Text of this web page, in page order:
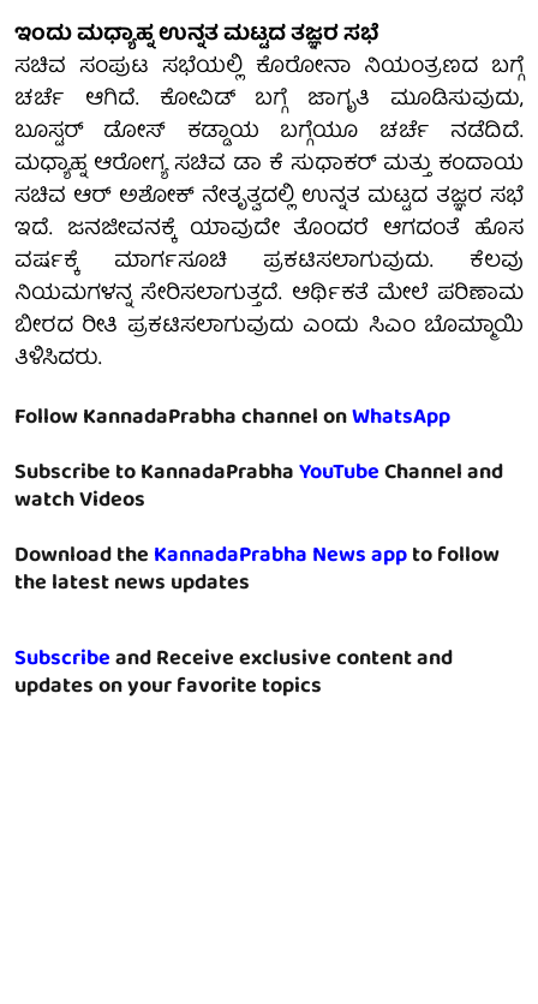
ಇಂದು ಮಧ್ಯಾಹ್ನ ಉನ್ನತ ಮಟ್ಟದ ತಜ್ಞರ ಸಭೆ
ಸಚಿವ ಸಂಪುಟ ಸಭೆಯಲ್ಲಿ ಕೊರೋನಾ ನಿಯಂತ್ರಣದ ಬಗ್ಗೆ
ಚರ್ಚೆ ಆಗಿದೆ. ಕೋವಿಡ್ ಬಗ್ಗೆ ಜಾಗೃತಿ ಮೂಡಿಸುವುದು,
ಬೂಸ್ಟರ್ ಡೋಸ್ ಕಡ್ಡಾಯ ಬಗ್ಗೆಯೂ ಚರ್ಚೆ ನಡೆದಿದೆ.
ಮಧ್ಯಾಹ್ನ ಆರೋಗ್ಯ ಸಚಿವ ಡಾ ಕೆ ಸುಧಾಕರ್ ಮತ್ತು ಕಂದಾಯ
ಸಚಿವ ಆರ್ ಅಶೋಕ್ ನೇತೃತ್ವದಲ್ಲಿ ಉನ್ನತ ಮಟ್ಟದ ತಜ್ಞರ ಸಭೆ
ಇದೆ. ಜನಜೀವನಕ್ಕೆ ಯಾವುದೇ ತೊಂದರೆ ಆಗದಂತೆ ಹೊಸ
ವರ್ಷಕ್ಕೆ ಮಾರ್ಗಸೂಚಿ ಪ್ರಕಟಿಸಲಾಗುವುದು. ಕೆಲವು
ನಿಯಮಗಳನ್ನ ಸೇರಿಸಲಾಗುತ್ತದೆ. ಆರ್ಥಿಕತೆ ಮೇಲೆ ಪರಿಣಾಮ
ಬೀರದ ರೀತಿ ಪ್ರಕಟಿಸಲಾಗುವುದು ಎಂದು ಸಿಎಂ ಬೊಮ್ಮಾಯಿ
ತಿಳಿಸಿದರು.
Follow KannadaPrabha channel onWhatsApp
Subscribe to KannadaPrabhaYouTubeChannel and
watch Videos
Download theKannadaPrabha News appto follow
the latest news updates
Subscribeand Receive exclusive content and
updates on your favorite topics